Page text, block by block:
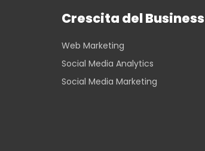
Crescita del Business
Web Marketing
Social Media Analytics
Social Media Marketing